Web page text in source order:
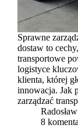
Sprawne
dostaw to
transportowe
logistyce
klienta, której
innowacja. Jak
zarządzać
8